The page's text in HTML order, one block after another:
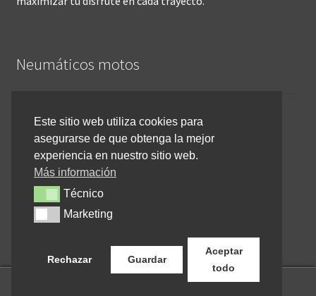
Neumáticos motos
Inicio
Cómo comprar online
Devoluciones y reembolsos
Cancelar pedido
Contacto
Este sitio web utiliza cookies para
asegurarse de que obtenga la mejor
experiencia en nuestro sitio web.
Más información
TécnicoTécnico
MarketingMarketing
Rechazar Guardar
Aceptar
todo